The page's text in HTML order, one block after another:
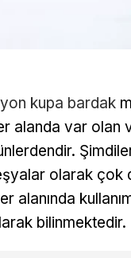
kupa bardak
alanda var olan
olarak çok
alanında
bilinmektedir.